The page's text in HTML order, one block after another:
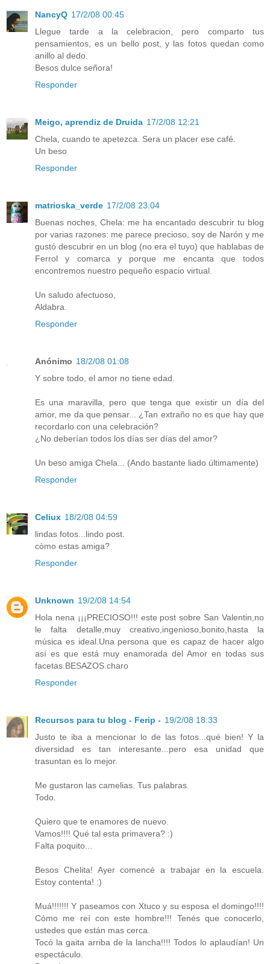
NancyQ 17/2/08 00:45
Llegue tarde a la celebracion, pero comparto tus
pensamientos, es un bello post, y las fotos quedan como
anillo al dedo.
Besos dulce señora!
Responder
Meigo, aprendiz de Druida 17/2/08 12:21
Chela, cuando te apetezca. Sera un placer ese café.
Un beso
Responder
matrioska_verde 17/2/08 23:04
Buenas noches, Chela: me ha encantado descubrir tu blog
por varias razones: me parece precioso, soy de Narón y me
gustó descubrir en un blog (no era el tuyo) que hablabas de
Ferrol y comarca y porque me encanta que todos
encontremos nuestro pequeño espacio virtual.
Un saludo afectuoso,
Aldabra.
Responder
Anónimo 18/2/08 01:08
Y sobre todo, el amor no tiene edad.
Es una maravilla, pero que tenga que existir un día del
amor, me da que pensar... ¿Tan extraño no es que hay que
recordarlo con una celebración?
¿No deberían todos los días ser días del amor?
Un beso amiga Chela... (Ando bastante liado últimamente)
Responder
Celiux 18/2/08 04:59
lindas fotos...lindo post.
còmo estas amiga?
Responder
Unknown 19/2/08 14:54
Hola nena ¡¡¡PRECIOSO!!! este post sobre San Valentin,no
le falta detalle,muy creativo,ingenioso,bonito,hasta la
música es ideal.Una persona que es capaz de hacer algo
así es que está muy enamorada del Amor en todas sus
facetas.BESAZOS.charo
Responder
Recursos para tu blog - Ferip - 19/2/08 18:33
Justo te iba a mencionar lo de las fotos...qué bien! Y la
diversidad es tan interesante...pero esa unidad que
trasuntan es lo mejor.
Me gustaron las camelias. Tus palabras.
Todo.
Quiero que te enamores de nuevo.
Vamos!!!! Qué tal esta primavera? :)
Falta poquito...
Besos Chelita! Ayer comencé a trabajar en la escuela.
Estoy contenta! :)
Muá!!!!!!! Y paseamos con Xtuco y su esposa el domingo!!!!
Cómo me reí con este hombre!!! Tenés que conocerlo,
ustedes que están mas cerca.
Tocó la gaita arriba de la lancha!!!! Todos lo aplaudían! Un
espectáculo.